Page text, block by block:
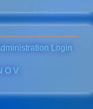
Login
O V